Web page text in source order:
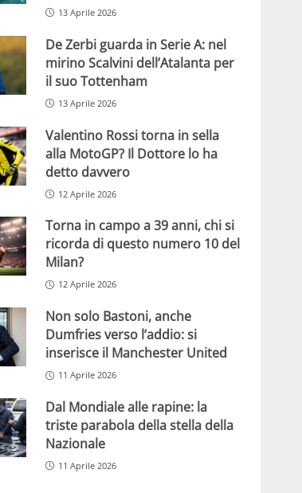
13 Aprile 2026
De Zerbi guarda in Serie A: nel
mirino Scalvini dell’Atalanta per
il suo Tottenham
13 Aprile 2026
Valentino Rossi torna in sella
alla MotoGP? Il Dottore lo ha
detto davvero
12 Aprile 2026
Torna in campo a 39 anni, chi si
ricorda di questo numero 10 del
Milan?
12 Aprile 2026
Non solo Bastoni, anche
Dumfries verso l’addio: si
inserisce il Manchester United
11 Aprile 2026
Dal Mondiale alle rapine: la
triste parabola della stella della
Nazionale
11 Aprile 2026